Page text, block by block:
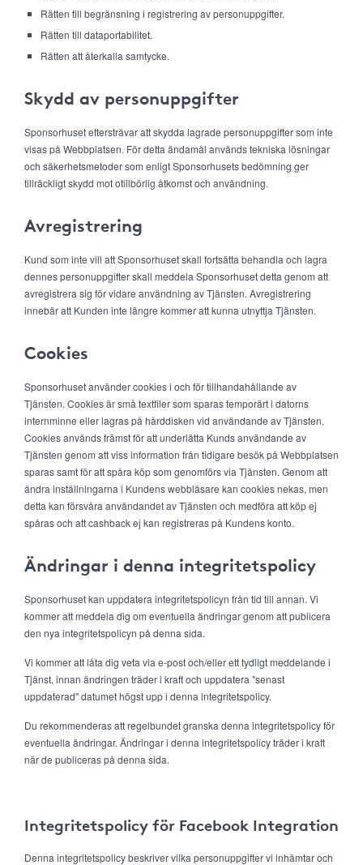
Rätten till begränsning i registrering av personuppgifter.
Rätten till dataportabilitet.
Rätten att återkalla samtycke.
Skydd av personuppgifter
Sponsorhuset eftersträvar att skydda lagrade personuppgifter som inte
visas på Webbplatsen. För detta ändamål används tekniska lösningar
och säkerhetsmetoder som enligt Sponsorhusets bedömning ger
tillräckligt skydd mot otillbörlig åtkomst och användning.
Avregistrering
Kund som inte vill att Sponsorhuset skall fortsätta behandla och lagra
dennes personuppgifter skall meddela Sponsorhuset detta genom att
avregistrera sig för vidare användning av Tjänsten. Avregistrering
innebär att Kunden inte längre kommer att kunna utnyttja Tjänsten.
Cookies
Sponsorhuset använder cookies i och för tillhandahållande av
Tjänsten. Cookies är små textfiler som sparas temporärt i datorns
internminne eller lagras på hårddisken vid användande av Tjänsten.
Cookies används främst för att underlätta Kunds användande av
Tjänsten genom att viss information från tidigare besök på Webbplatsen
sparas samt för att spåra köp som genomförs via Tjänsten. Genom att
ändra inställningarna i Kundens webbläsare kan cookies nekas, men
detta kan försvåra användandet av Tjänsten och medföra att köp ej
spåras och att cashback ej kan registreras på Kundens konto.
Ändringar i denna integritetspolicy
Sponsorhuset kan uppdatera integritetspolicyn från tid till annan. Vi
kommer att meddela dig om eventuella ändringar genom att publicera
den nya integritetspolicyn på denna sida.
Vi kommer att låta dig veta via e-post och/eller ett tydligt meddelande i
Tjänst, innan ändringen träder i kraft och uppdatera "senast
uppdaterad" datumet högst upp i denna integritetspolicy.
Du rekommenderas att regelbundet granska denna integritetspolicy för
eventuella ändringar. Ändringar i denna integritetspolicy träder i kraft
när de publiceras på denna sida.
Integritetspolicy för Facebook Integration
Denna integritetspolicy beskriver vilka personuppgifter vi inhämtar och